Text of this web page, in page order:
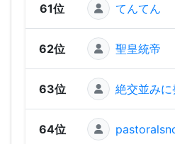
61位 てんてん
62位 聖皇統帝
63位 絶交並みに
64位